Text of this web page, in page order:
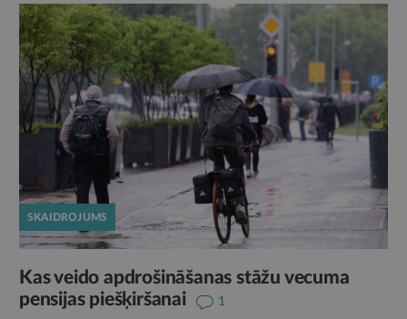
SKAIDROJUMS
Kas veido apdrošināšanas stāžu vecuma
pensijas piešķiršanai
1